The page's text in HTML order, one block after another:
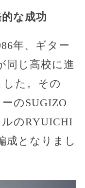
な成功
年、ギター
同じ高校に進
た。その
のSUGIZO
のRYUICHI
成となりまし